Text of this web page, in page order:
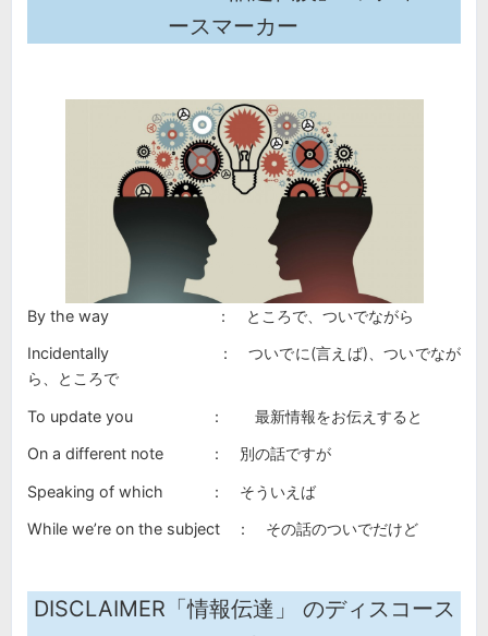
ースマーカー
By the way ： ところで、ついでながら
Incidentally ： ついでに(言えば)、ついでなが
ら、ところで
To update you ： 最新情報をお伝えすると
On a different note ： 別の話ですが
Speaking of which ： そういえば
While we’re on the subject ： その話のついでだけど
DISCLAIMER「情報伝達」 のディスコース